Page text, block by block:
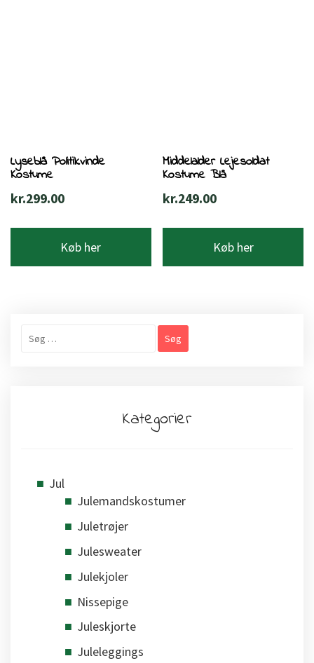
Lyseblå Politikvinde
Kostume
kr.299.00
Køb her
Middelalder Lejesoldat
Kostume Blå
kr.249.00
Køb her
efter:
Kategorier
Jul
Julemandskostumer
Juletrøjer
Julesweater
Julekjoler
Nissepige
Juleskjorte
Juleleggings